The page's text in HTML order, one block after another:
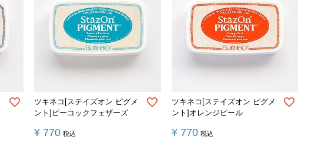
ツキネコ[ステイズオン ピグメ
ント]ピーコックフェザーズ
¥ 770 税込
ツキネコ[ステイズオン ピグメ
ント]オレンジピール
¥ 770 税込